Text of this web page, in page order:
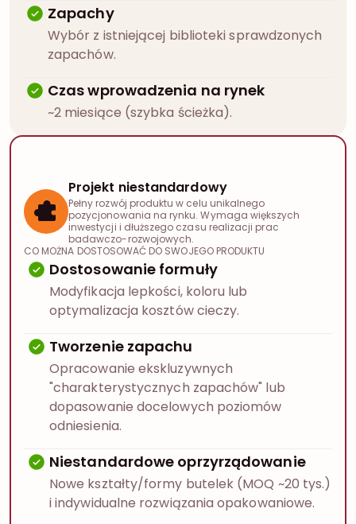
Zapachy
Wybór z istniejącej biblioteki sprawdzonych
zapachów.
Czas wprowadzenia na rynek
~2 miesiące (szybka ścieżka).
Projekt niestandardowy
Pełny rozwój produktu w celu unikalnego
pozycjonowania na rynku. Wymaga większych
inwestycji i dłuższego czasu realizacji prac
badawczo-rozwojowych.
CO MOŻNA DOSTOSOWAĆ DO SWOJEGO PRODUKTU
Dostosowanie formuły
Modyfikacja lepkości, koloru lub
optymalizacja kosztów cieczy.
Tworzenie zapachu
Opracowanie ekskluzywnych
"charakterystycznych zapachów" lub
dopasowanie docelowych poziomów
odniesienia.
Niestandardowe oprzyrządowanie
Nowe kształty/formy butelek (MOQ ~20 tys.)
i indywidualne rozwiązania opakowaniowe.